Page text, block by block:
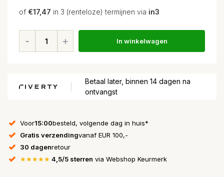
of €17,47 in 3 (renteloze) termijnen via in3
In winkelwagen
Betaal later, binnen 14 dagen na
ontvangst
Voor15:00besteld, volgende dag in huis*
Gratis verzendingvanaf EUR 100,-
30 dagenretour
★★★★★ 4,5/5 sterren via Webshop Keurmerk